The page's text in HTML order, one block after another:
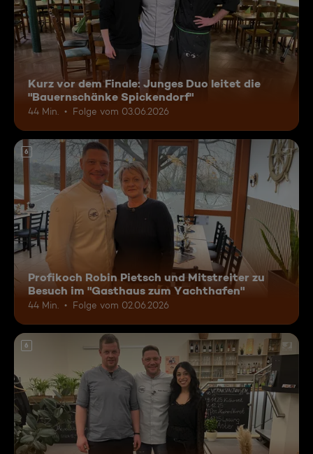
Kurz vor dem Finale: Junges Duo leitet die
"Bauernschänke Spickendorf"
44 Min. Folge vom 03.06.2026
6
Profikoch Robin Pietsch und Mitstreiter zu
Besuch im "Gasthaus zum Yachthafen"
44 Min. Folge vom 02.06.2026
6